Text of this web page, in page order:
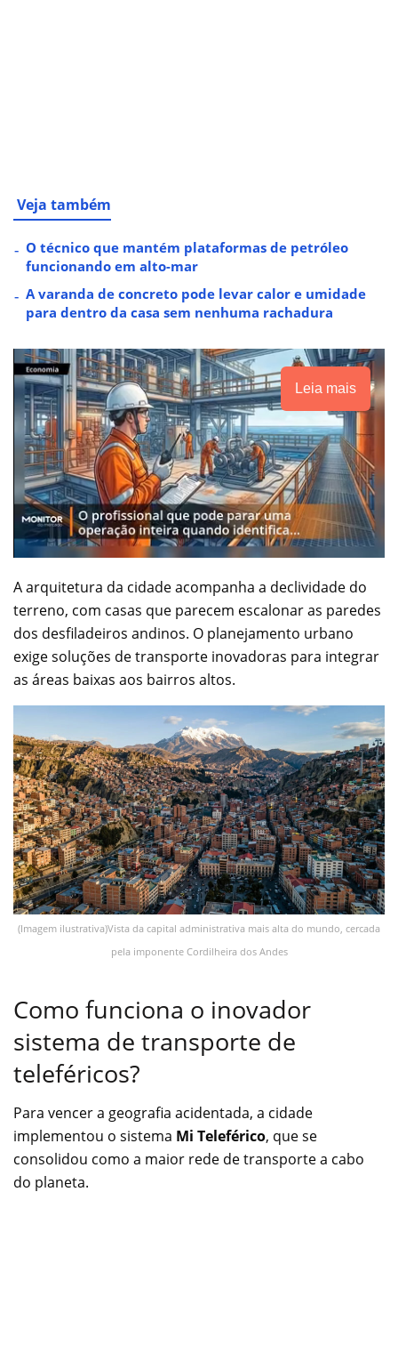
Veja também
O técnico que mantém plataformas de petróleo
funcionando em alto-mar
A varanda de concreto pode levar calor e umidade
para dentro da casa sem nenhuma rachadura
Leia mais
A arquitetura da cidade acompanha a declividade do
terreno, com casas que parecem escalonar as paredes
dos desfiladeiros andinos. O planejamento urbano
exige soluções de transporte inovadoras para integrar
as áreas baixas aos bairros altos.
(Imagem ilustrativa)Vista da capital administrativa mais alta do mundo, cercada
pela imponente Cordilheira dos Andes
Como funciona o inovador
sistema de transporte de
teleféricos?
Para vencer a geografia acidentada, a cidade
implementou o sistema Mi Teleférico, que se
consolidou como a maior rede de transporte a cabo
do planeta.